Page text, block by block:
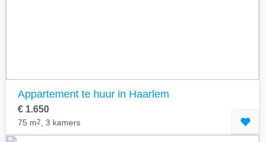
Appartement te huur in Haarlem
€ 1.650
75 m2 , 3 kamers